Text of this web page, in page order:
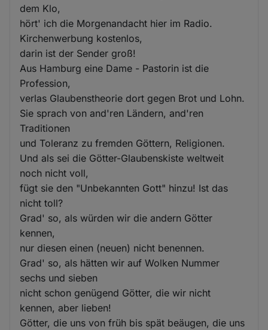
dem Klo,
hört' ich die Morgenandacht hier im Radio.
Kirchenwerbung kostenlos,
darin ist der Sender groß!
Aus Hamburg eine Dame - Pastorin ist die
Profession,
verlas Glaubenstheorie dort gegen Brot und Lohn.
Sie sprach von and'ren Ländern, and'ren
Traditionen
und Toleranz zu fremden Göttern, Religionen.
Und als sei die Götter-Glaubenskiste weltweit
noch nicht voll,
fügt sie den "Unbekannten Gott" hinzu! Ist das
nicht toll?
Grad' so, als würden wir die andern Götter
kennen,
nur diesen einen (neuen) nicht benennen.
Grad' so, als hätten wir auf Wolken Nummer
sechs und sieben
nicht schon genügend Götter, die wir nicht
kennen, aber lieben!
Götter, die uns von früh bis spät beäugen, die uns